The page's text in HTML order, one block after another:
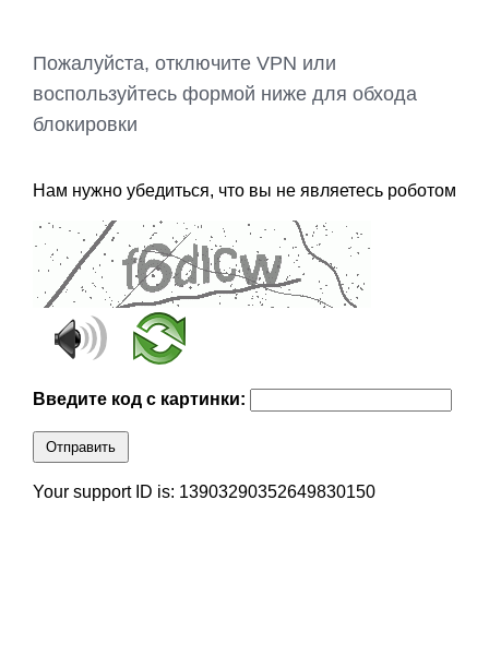
Пожалуйста, отключите VPN или
воспользуйтесь формой ниже для обхода
блокировки
Нам нужно убедиться, что вы не являетесь роботом
Введите код с картинки:
Отправить
Your support ID is: 13903290352649830150